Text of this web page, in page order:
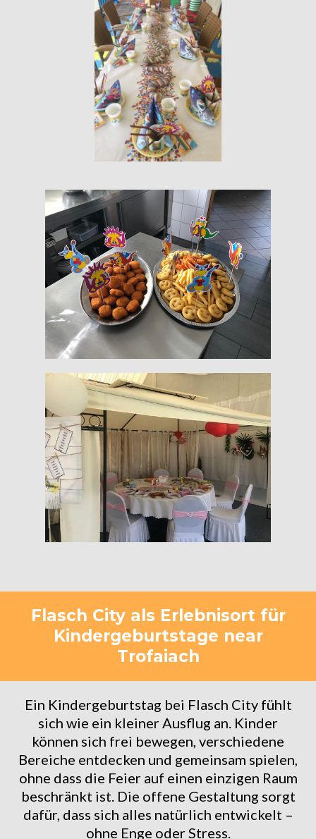
Flasch City als Erlebnisort für
Kindergeburtstage near
Trofaiach
Ein Kindergeburtstag bei Flasch City fühlt
sich wie ein kleiner Ausflug an. Kinder
können sich frei bewegen, verschiedene
Bereiche entdecken und gemeinsam spielen,
ohne dass die Feier auf einen einzigen Raum
beschränkt ist. Die offene Gestaltung sorgt
dafür, dass sich alles natürlich entwickelt –
ohne Enge oder Stress.